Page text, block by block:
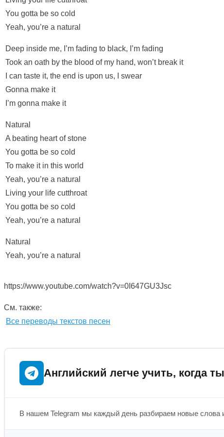
You gotta be so cold
Yeah, you’re a natural
Deep inside me, I’m fading to black, I’m fading
Took an oath by the blood of my hand, won’t break it
I can taste it, the end is upon us, I swear
Gonna make it
I’m gonna make it
Natural
A beating heart of stone
You gotta be so cold
To make it in this world
Yeah, you’re a natural
Living your life cutthroat
You gotta be so cold
Yeah, you’re a natural
Natural
Yeah, you’re a natural
https://www.youtube.com/watch?v=0I647GU3Jsc
См. также:
Все переводы текстов песен
Английский легче учить, когда
В нашем Telegram мы каждый день разбираем новые слова